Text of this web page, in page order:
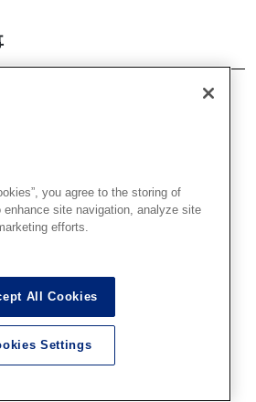
2026.08.09
大阪SR
大阪ショールーム！「ファレ
発表！その①(A部門～D部門）
you agree to the storing of
site navigation, analyze site
efforts.
All Cookies
Settings